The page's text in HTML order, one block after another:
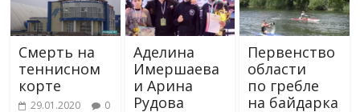
Смерть на
теннисном
корте
29.01.2020
0
Аделина
Имершаева
и Арина
Рудова
Первенство
области
по гребле
на байдарка